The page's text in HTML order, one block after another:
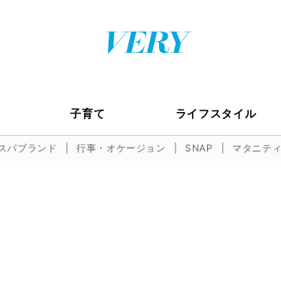
子育て ライフスタイル
パブランド 行事・オケージョン SNAP マタニティ